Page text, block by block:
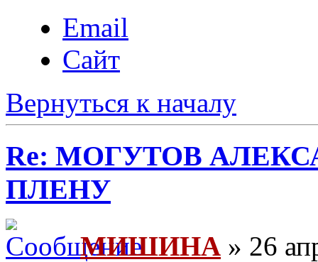
Email
Сайт
Вернуться к началу
Re: МОГУТОВ
ПЛЕНУ
МИШИНА » 26